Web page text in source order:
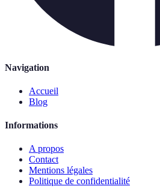
Navigation
Accueil
Blog
Informations
A propos
Contact
Mentions légales
Politique de confidentialité